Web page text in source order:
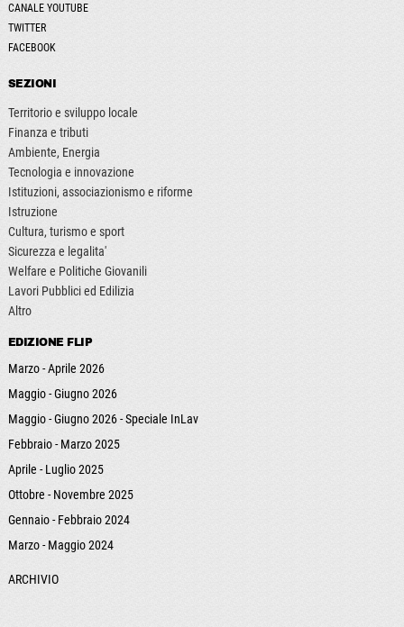
CANALE YOUTUBE
TWITTER
FACEBOOK
SEZIONI
Territorio e sviluppo locale
Finanza e tributi
Ambiente, Energia
Tecnologia e innovazione
Istituzioni, associazionismo e riforme
Istruzione
Cultura, turismo e sport
Sicurezza e legalita'
Welfare e Politiche Giovanili
Lavori Pubblici ed Edilizia
Altro
EDIZIONE FLIP
Marzo - Aprile 2026
Maggio - Giugno 2026
Maggio - Giugno 2026 - Speciale InLav
Febbraio - Marzo 2025
Aprile - Luglio 2025
Ottobre - Novembre 2025
Gennaio - Febbraio 2024
Marzo - Maggio 2024
ARCHIVIO